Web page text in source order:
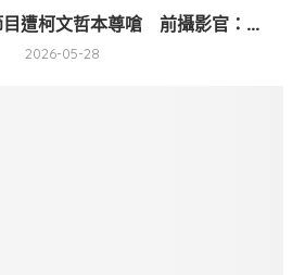
遭柯文哲本尊嗆 前攝影官：...
2026-05-28